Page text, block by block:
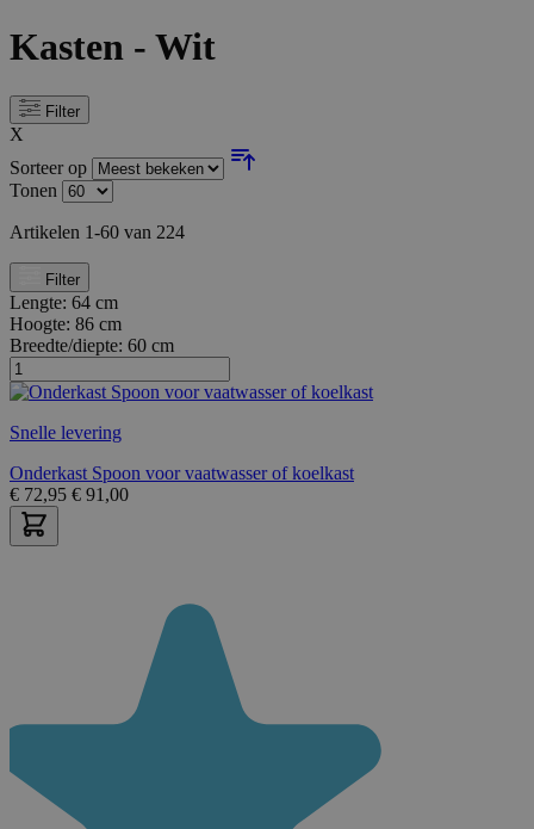
Kasten - Wit
Filter
X
Sorteer op
Tonen
Artikelen 1-60 van 224
Filter
Lengte: 64 cm
Hoogte: 86 cm
Breedte/diepte: 60 cm
Snelle levering
Onderkast Spoon voor vaatwasser of koelkast
€ 72,95 € 91,00